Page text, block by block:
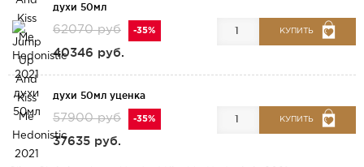
духи 50мл
62070 руб -35%
40346 руб.
КУПИТЬ
духи 50мл уценка
57900 руб -35%
37635 руб.
КУПИТЬ